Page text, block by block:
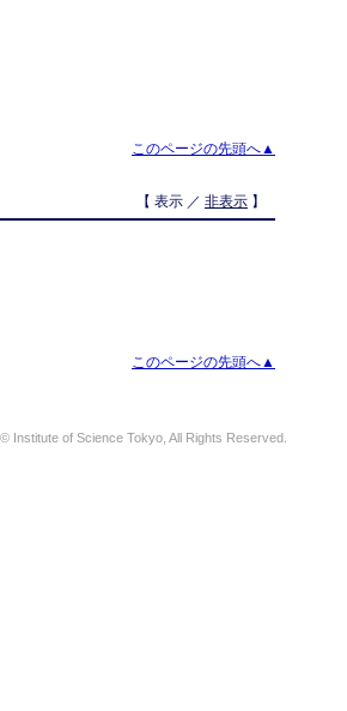
このページの先頭へ▲
【 表示 ／ 非表示 】
このページの先頭へ▲
Institute of Science Tokyo, All Rights Reserved.